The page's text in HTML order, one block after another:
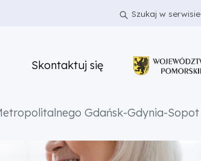
Szukaj w serwisie
Skontaktuj się
Gdańsk-Gdynia-Sopot